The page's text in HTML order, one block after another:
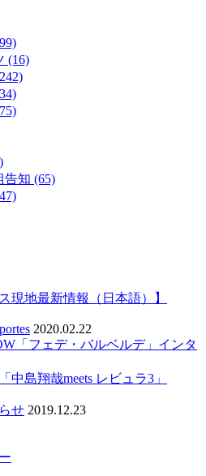
(16)
告知 (65)
現地最新情報（日本語）】
2020.02.22
「フェデ・バルベルデ」インタ
中島翔哉meets レビュラ3」
せ 2019.12.23